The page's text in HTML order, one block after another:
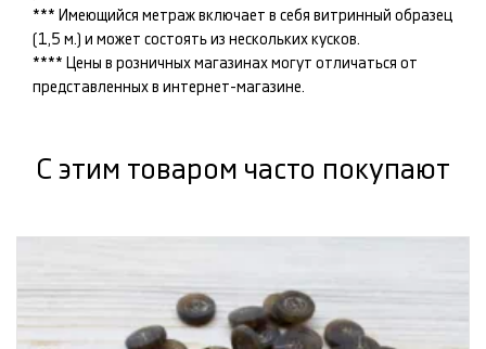
*** Имеющийся метраж включает в себя витринный образец
(1,5 м.) и может состоять из нескольких кусков.
**** Цены в розничных магазинах могут отличаться от
представленных в интернет-магазине.
С этим товаром часто покупают